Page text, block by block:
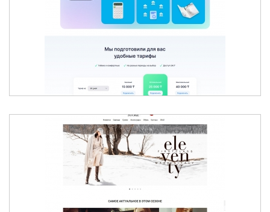
ЭЛЕКТРОННЫЙ БУХГАЛТЕР ASISTENT.KZ